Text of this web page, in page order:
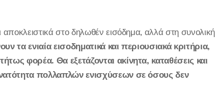
στο δηλωθέν εισόδημα, αλλά στη συνολική
τα ενιαία εισοδηματικά και περιουσιακά κριτήρια,
φορέα. Θα εξετάζονται ακίνητα, καταθέσεις και
πολλαπλών ενισχύσεων σε όσους δεν